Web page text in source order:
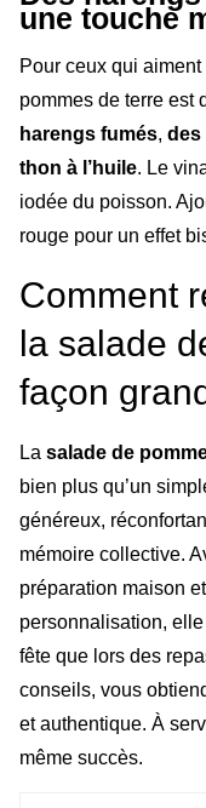
une touche
Pour ceux qui
pommes de terre est
harengs fumés, des
thon à l’huile. Le
iodée du poisson.
rouge pour un effet
Comment
la salade
façon
La salade de
bien plus qu’un
généreux,
mémoire collective.
préparation maison
personnalisation,
fête que lors des
conseils, vous
et authentique. À
même succès.